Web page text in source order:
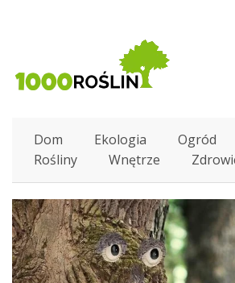
Dom Ekologia Ogród
Rośliny
Wnętrze